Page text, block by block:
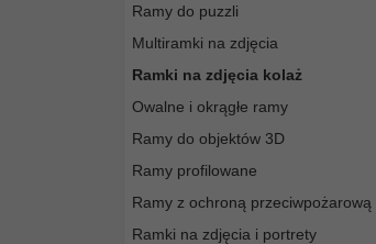
Ramy do puzzli
Multiramki na zdjęcia
Ramki na zdjęcia kolaż
Owalne i okrągłe ramy
Ramy do objektów 3D
Ramy profilowane
Ramy z ochroną przeciwpożarową
Ramki na zdjęcia i portrety